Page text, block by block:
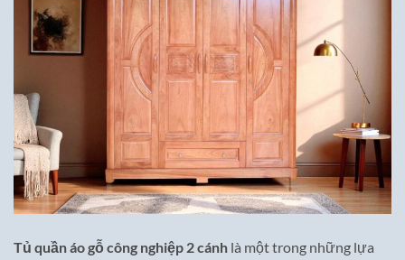
Tủ quần áo gỗ công nghiệp 2 cánh là một trong những lựa